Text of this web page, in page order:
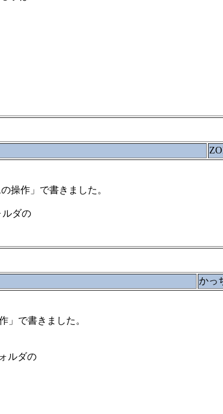
操作」で書きました。
ルダの
かっ
」で書きました。
ルダの